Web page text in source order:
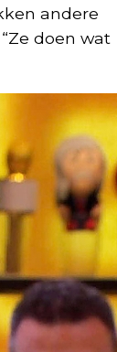
andere
doen wat